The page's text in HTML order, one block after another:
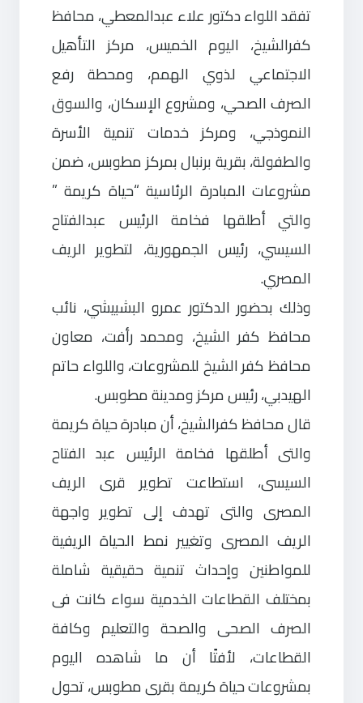
تفقد اللواء دكتور علاء عبدالمعطي، محافظ
كفرالشيخ، اليوم الخميس، مركز التأهيل
الاجتماعي لذوي الهمم، ومحطة رفع
الصرف الصحي، ومشروع الإسكان، والسوق
النموذجي، ومركز خدمات تنمية الأسرة
والطفولة، بقرية برنبال بمركز مطوبس، ضمن
مشروعات المبادرة الرئاسية “حياة كريمة ”
والتي أطلقها فخامة الرئيس عبدالفتاح
السيسي، رئيس الجمهورية، لتطوير الريف
المصري.
وذلك بحضور الدكتور عمرو البشبيشي، نائب
محافظ كفر الشيخ، ومحمد رأفت، معاون
محافظ كفر الشيخ للمشروعات، واللواء حاتم
الهيدبي، رئيس مركز ومدينة مطوبس.
قال محافظ كفرالشيخ، أن مبادرة حياة كريمة
والتى أطلقها فخامة الرئيس عبد الفتاح
السيسى، استطاعت تطوير قرى الريف
المصرى والتى تهدف إلى تطوير واجهة
الريف المصرى وتغيير نمط الحياة الريفية
للمواطنين وإحداث تنمية حقيقية شاملة
بمختلف القطاعات الخدمية سواء كانت فى
الصرف الصحى والصحة والتعليم وكافة
القطاعات، لأفتًا أن ما شاهده اليوم
بمشروعات حياة كريمة بقرى مطوبس، تحول